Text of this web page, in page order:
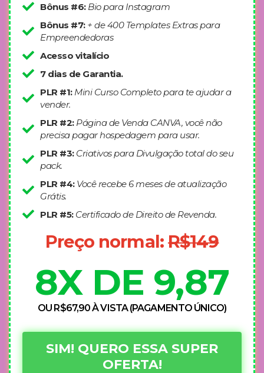
Bônus #6: Bio para Instagram
Bônus #7: + de 400 Templates Extras para
Empreendedoras
Acesso vitalício
7 dias de Garantia.
PLR #1: Mini Curso Completo para te ajudar a
vender.
PLR #2: Página de Venda CANVA, você não
precisa pagar hospedagem para usar.
PLR #3: Criativos para Divulgação total do seu
pack.
PLR #4: Você recebe 6 meses de atualização
Grátis.
PLR #5: Certificado de Direito de Revenda.
Preço normal: R$149
8X DE 9,87
OU R$67,90 À VISTA (PAGAMENTO ÚNICO)
SIM! QUERO ESSA SUPER
OFERTA!